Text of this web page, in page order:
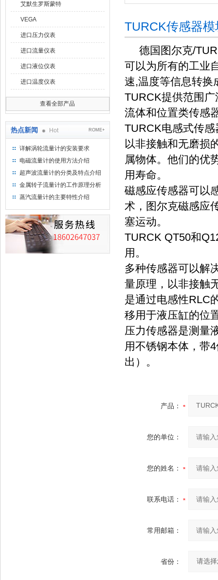
艾默生罗斯蒙特
VEGA
进口压力仪表
进口流量仪表
进口液位仪表
进口温度仪表
查看全部产品
热点新闻 Hot ROME+
详解涡轮流量计的安装要求
电磁流量计的使用方法介绍
超声波流量计的分类及特点介绍
金属转子流量计的工作原理分析
蒸汽流量计的主要特性介绍
TURCK传感器
德国图尔克/
可以为所有的工业
速,温度等信息转换
TURCK提供范围
流体和位置类传感
TURCK电感式传感
以非接触和无磨损
属物体。他们的优
用寿命。
磁感应传感器可以
术，图尔克磁感应
塞运动。
TURCK QT50和
用。
多种传感器可以解
量原理，以非接触
是通过电感性RLC
移用于液压缸的位
压力传感器是测量
用不锈钢本体，带
出）。
产品：
您的单位：
您的姓名：
联系电话：
常用邮箱：
省份：